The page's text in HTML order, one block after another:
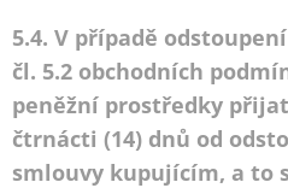
5.4. V případě
čl. 5.2 obchodních
peněžní prostředky
čtrnácti (14) dnů od
smlouvy kupujícím, a to